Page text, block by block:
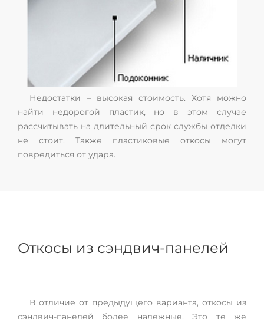
Недостатки – высокая стоимость. Хотя можно
найти недорогой пластик, но в этом случае
рассчитывать на длительный срок службы отделки
не стоит. Также пластиковые откосы могут
повредиться от удара.
Откосы из сэндвич-панелей
В отличие от предыдущего варианта, откосы из
сэндвич-панелей более надежные. Это те же